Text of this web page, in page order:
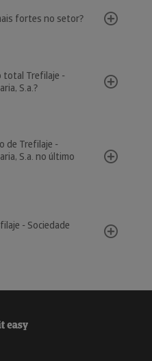
fortes no setor?
total Trefilaje -
S.a.?
de Trefilaje -
S.a. no último
- Sociedade